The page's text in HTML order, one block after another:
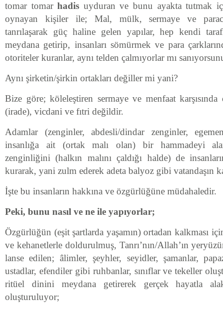
tomar tomarhadis uyduran ve bunu ayakta tutmak
oynayan kişiler ile; Mal, mülk, sermaye ve
tanrılaşarak güç haline gelen yapılar, hep kendi
meydana getirip, insanları sömürmek ve para
otoriteler kuranlar, aynı telden çalmıyorlar mı
Aynı şirketin/şirkin ortakları değiller mi yani?
Bize göre; köleleştiren sermaye ve menfaat
(irade), vicdani ve fıtri değildir.
Adamlar (zenginler, abdesli/dindar zenginler,
insanlığa ait (ortak malı olan) bir hammadeyi
zenginliğini (halkın malını çaldığı halde) de
kurarak, yani zulm ederek adeta balyoz gibi vatandaşın
İşte bu insanların hakkına ve özgürlüğüne müdahaledir.
Peki, bunu nasıl ve ne ile yapıyorlar;
Özgürlüğün (eşit şartlarda yaşamın) ortadan kalkması
ve kehanetlerle doldurulmuş, Tanrı’nın/Allah’ın
lanse edilen; âlimler, şeyhler, seyidler, şamanlar,
ustadlar, efendiler gibi ruhbanlar, sınıflar ve tekeller
ritüel dinini meydana getirerek gerçek hayatla
oluşturuluyor;